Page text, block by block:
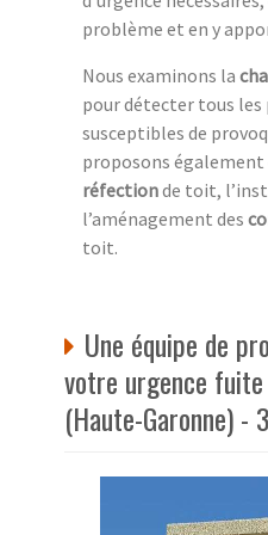
problème et en y
Nous examinons la
pour détecter tous les
susceptibles de
proposons également
réfectionde toit,
l’aménagement des
toit.
Une équipe de
votre urgence
(Haute-Garonne) -